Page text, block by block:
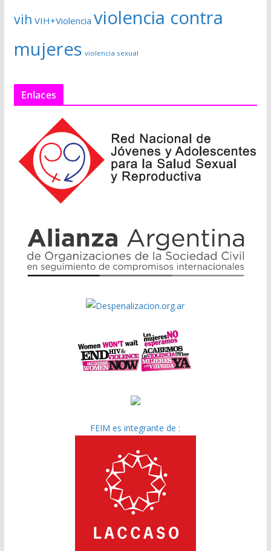
vih VIH+Violencia violencia contra
mujeres violencia sexual
Enlaces
FEIM es integrante de :